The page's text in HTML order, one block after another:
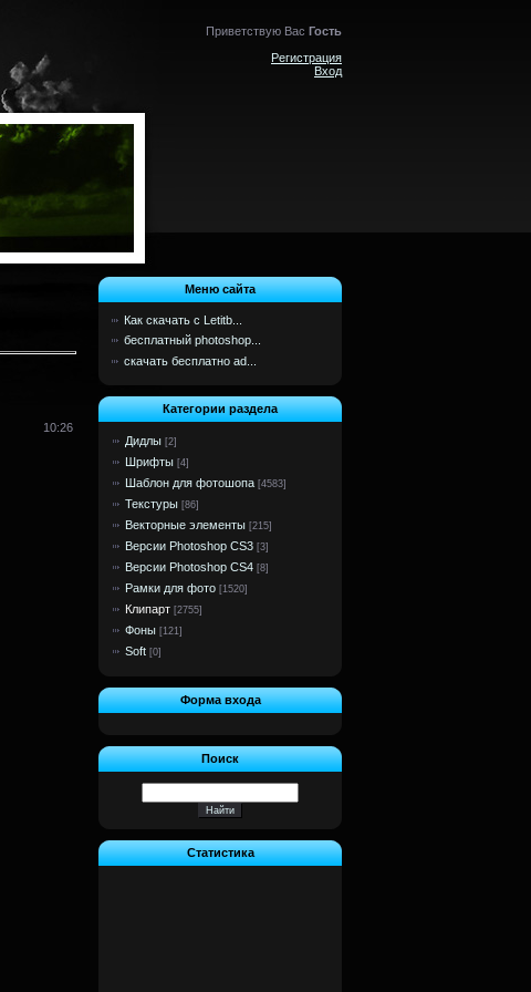
Приветствую Вас Гость
Регистрация
Вход
10:26
Меню сайта
Как скачать с Letitb...
бесплатный photoshop...
скачать бесплатно ad...
Категории раздела
Дидлы [2]
Шрифты [4]
Шаблон для фотошопа [4583]
Текстуры [86]
Векторные элементы [215]
Версии Photoshop CS3 [3]
Версии Photoshop CS4 [8]
Рамки для фото [1520]
Клипарт [2755]
Фоны [121]
Soft [0]
Форма входа
Поиск
Статистика